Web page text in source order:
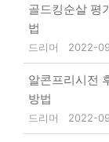
골드킹순살 평
법
드리머 2022-
알콘프리시전
방법
드리머 2022-